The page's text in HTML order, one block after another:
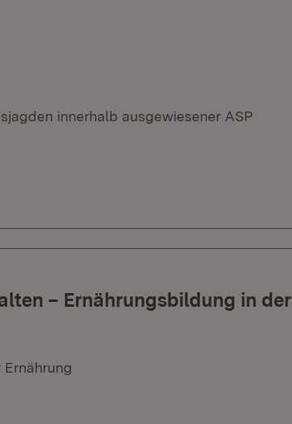
innerhalb ausgewiesener ASP
– Ernährungsbildung in der